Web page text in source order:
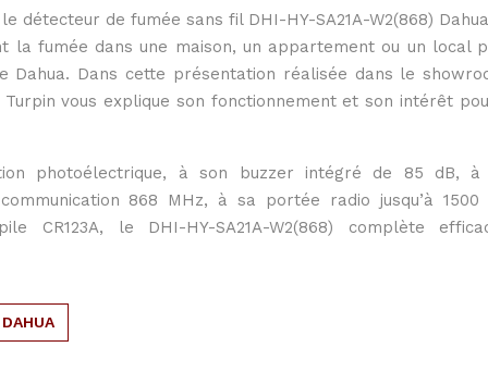
détecteur de fumée sans fil DHI-HY-SA21A-W2(868)
la fumée dans une maison, un appartement ou un local
Dahua. Dans cette présentation réalisée dans le
Turpin vous explique son fonctionnement et son intérêt
photoélectrique, à son buzzer intégré de 85 dB, à
868 MHz, à sa portée radio jusqu’à
CR123A, le DHI-HY-SA21A-W2(868) complète